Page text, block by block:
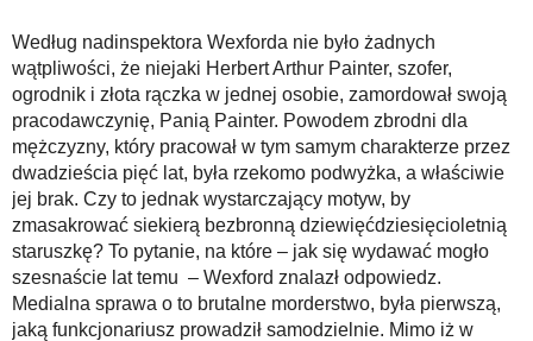
Według nadinspektora Wexforda nie było żadnych
wątpliwości, że niejaki Herbert Arthur Painter, szofer,
ogrodnik i złota rączka w jednej osobie, zamordował swoją
pracodawczynię, Panią Painter. Powodem zbrodni dla
mężczyzny, który pracował w tym samym charakterze przez
dwadzieścia pięć lat, była rzekomo podwyżka, a właściwie
jej brak. Czy to jednak wystarczający motyw, by
zmasakrować siekierą bezbronną dziewięćdziesięcioletnią
staruszkę? To pytanie, na które – jak się wydawać mogło
szesnaście lat temu – Wexford znalazł odpowiedz.
Medialna sprawa o to brutalne morderstwo, była pierwszą,
jaką funkcjonariusz prowadził samodzielnie. Mimo iż w